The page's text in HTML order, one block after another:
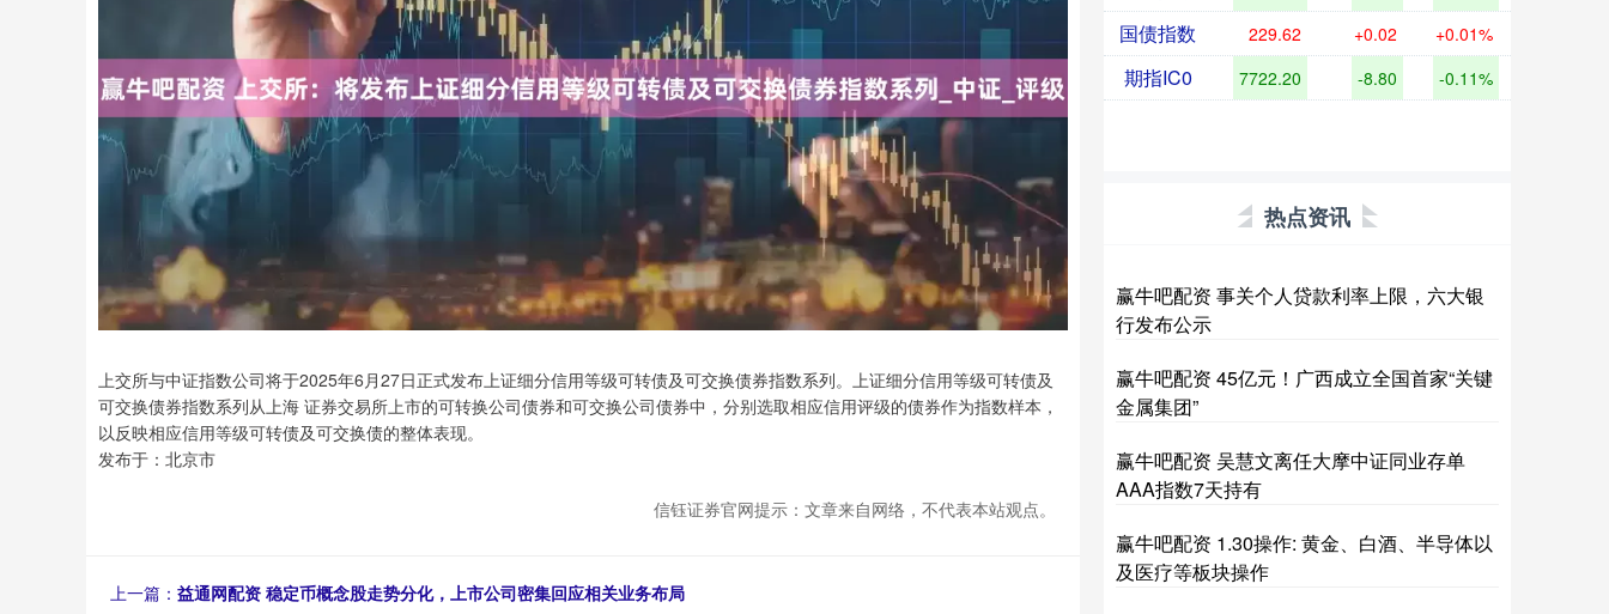
上交所与中证指数公司将于2025年6月27日正式发布上证细分信用等级可转债及可交换债券指数系列。上证细分信用等级可转债及
可交换债券指数系列从上海 证券交易所上市的可转换公司债券和可交换公司债券中，分别选取相应信用评级的债券作为指数样本，
以反映相应信用等级可转债及可交换债的整体表现。
发布于：北京市
信钰证券官网提示：文章来自网络，不代表本站观点。
上一篇： 益通网配资 稳定币概念股走势分化，上市公司密集回应相关业务布局
国债指数 229.62 +0.02 +0.01%
期指IC0 7722.20 -8.80 -0.11%
热点资讯
赢牛吧配资 事关个人贷款利率上限，六大银
行发布公示
赢牛吧配资 45亿元！广西成立全国首家“关键
金属集团”
赢牛吧配资 吴慧文离任大摩中证同业存单
AAA指数7天持有
赢牛吧配资 1.30操作: 黄金、白酒、半导体以
及医疗等板块操作